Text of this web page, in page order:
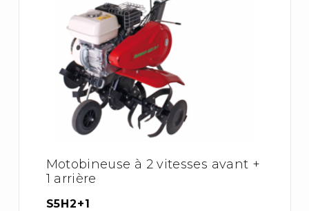
Motobineuse à 2 vitesses avant +
1 arrière
S5H2+1